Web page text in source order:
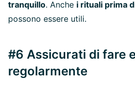
tranquillo. Anche i rituali prima
possono essere utili.
#6 Assicurati di fare
regolarmente